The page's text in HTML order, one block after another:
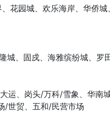
花园城、欢乐海岸、华侨
城、固戍、海雅缤纷城、
运、岗头/万科/雪象、华南
/世贸、五和/民营市场